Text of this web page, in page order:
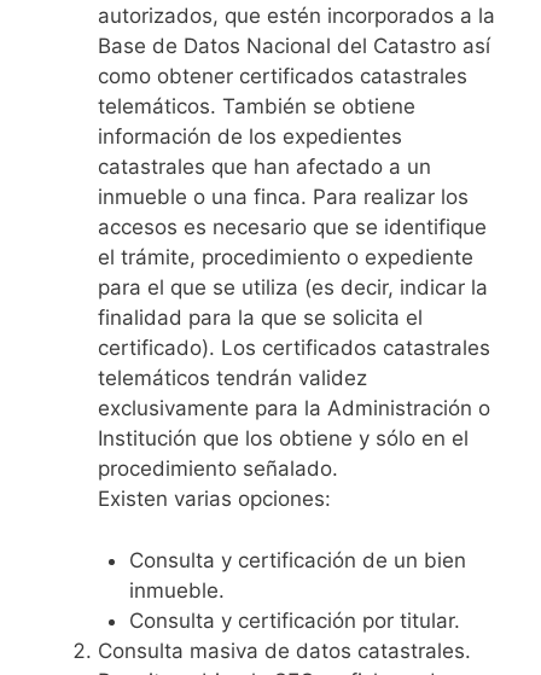
autorizados, que estén incorporados a la
Base de Datos Nacional del Catastro así
como obtener certificados catastrales
telemáticos. También se obtiene
información de los expedientes
catastrales que han afectado a un
inmueble o una finca. Para realizar los
accesos es necesario que se identifique
el trámite, procedimiento o expediente
para el que se utiliza (es decir, indicar la
finalidad para la que se solicita el
certificado). Los certificados catastrales
telemáticos tendrán validez
exclusivamente para la Administración o
Institución que los obtiene y sólo en el
procedimiento señalado.
Existen varias opciones:
Consulta y certificación de un bien
inmueble.
Consulta y certificación por titular.
Consulta masiva de datos catastrales.